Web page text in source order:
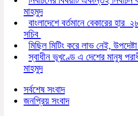
মাহমুদ
বাংলাদেশে বর্তমানে বেকারের
সচিব
মিছিল মিটিং করে লাভ নেই,
স্বাধীন ভূখণ্ডে এ দেশের মানুষ
মাহমুদ
সর্বশেষ সংবাদ
জনপ্রিয় সংবাদ